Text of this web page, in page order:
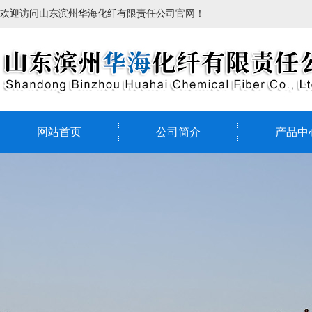
欢迎访问山东滨州华海化纤有限责任公司官网！
网站首页 公司简介 产品中